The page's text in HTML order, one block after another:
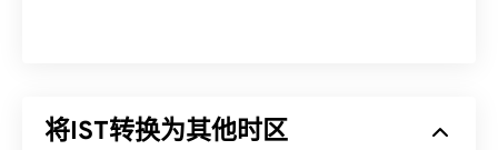
将IST转换为其他时区